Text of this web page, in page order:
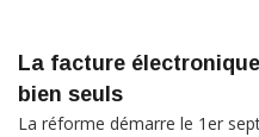
La facture
bien seuls
La réforme démarre le 1er